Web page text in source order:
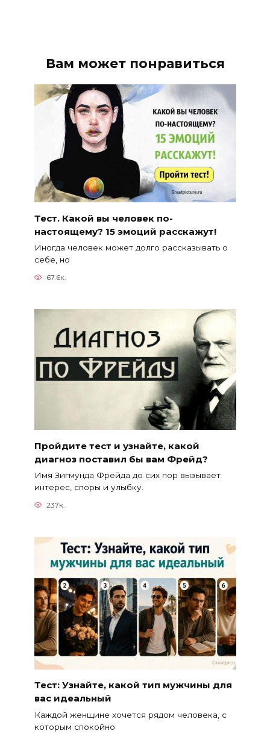
Вам может понравиться
Тест. Какой вы человек по-
настоящему? 15 эмоций расскажут!
Иногда человек может долго рассказывать о
себе, но
67.6к.
Пройдите тест и узнайте, какой
диагноз поставил бы вам Фрейд?
Имя Зигмунда Фрейда до сих пор вызывает
интерес, споры и улыбку.
237к.
Тест: Узнайте, какой тип мужчины для
вас идеальный
Каждой женщине хочется рядом человека, с
которым спокойно